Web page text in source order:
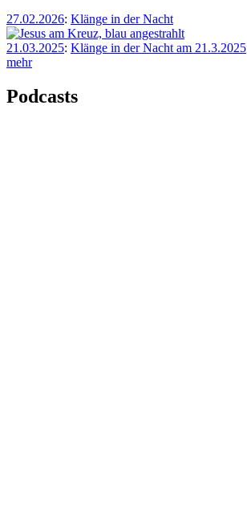
27.02.2026: Klänge in der Nacht
21.03.2025: Klänge in der Nacht am 21.3.2025
mehr
Podcasts